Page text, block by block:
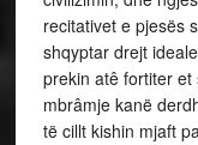
recitativet e pjesës
shqyptar drejt
prekin atê fortiter
mbrâmje kanë
të cillt kishin mjaft